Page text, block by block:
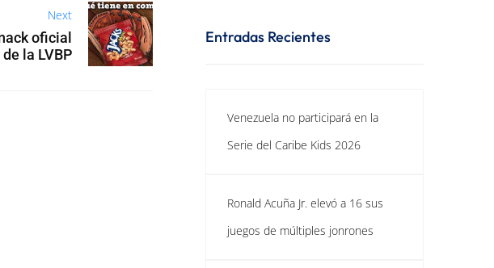
Next
oficial
de la LVBP
Entradas Recientes
Venezuela no participará en la
Serie del Caribe Kids 2026
Ronald Acuña Jr. elevó a 16 sus
juegos de múltiples jonrones